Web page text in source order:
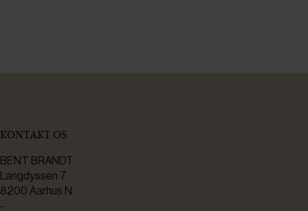
KONTAKT OS
BENT BRANDT
Langdyssen 7
8200 Aarhus N
-